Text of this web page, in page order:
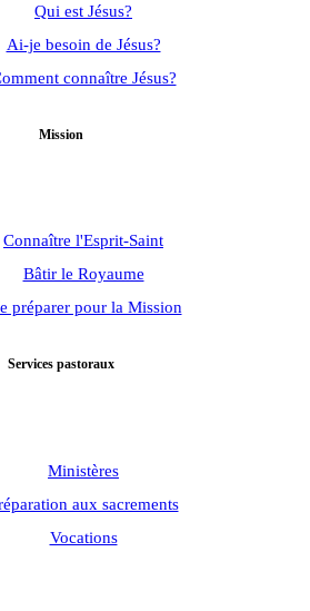
Qui est Jésus?
Ai-je besoin de Jésus?
connaître Jésus?
Mission
Connaître l'Esprit-Saint
Bâtir le Royaume
préparer pour la Mission
Services pastoraux
Ministères
aux sacrements
Vocations